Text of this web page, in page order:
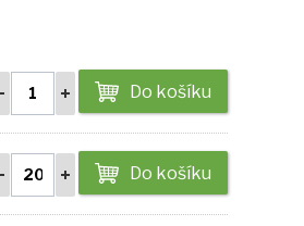
Do košíku
Do košíku